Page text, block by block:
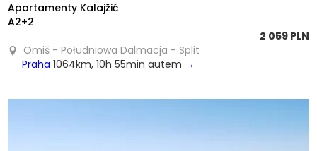
Apartamenty Kalajžić
A2+2
2 059 PLN
Omiš - Południowa Dalmacja - Split
Praha 1064km, 10h 55min autem →